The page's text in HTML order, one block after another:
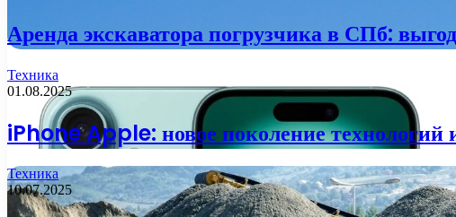
Аренда экскаватора погрузчика в СПб:
Техника
01.08.2025
iPhone Apple: новое поколение технологий
Техника
10.07.2025